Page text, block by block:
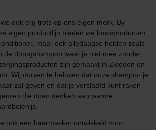
ook erg trots op ons eigen merk, By
eigen productlijn bieden we basisproducten
maar ook alledaagse helden zoals
de droogshampoo waar je niet mee zonder
zijn gemaakt in Zweden en
Wij durven te beloven dat onze shampoo je
zal geven en dat je verslaafd kunt raken
die doen denken aan warme
ook een haarmasker ontwikkeld voor